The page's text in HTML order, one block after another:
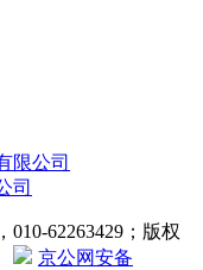
限公司
司
62263429；版权
京公网安备